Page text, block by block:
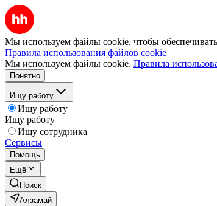
Мы используем файлы cookie, чтобы
Правила использования файлов cookie
Мы используем файлы cookie. Правила
Понятно
Ищу работу
Ищу работу
Ищу работу
Ищу сотрудника
Сервисы
Помощь
Ещё
Поиск
Алзамай